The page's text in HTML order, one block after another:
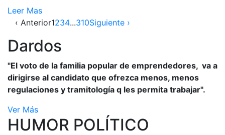
Leer Mas
‹ Anterior1234...310Siguiente ›
Dardos
"El voto de la familia popular de emprendedores, va a
dirigirse al candidato que ofrezca menos, menos
regulaciones y tramitología q les permita trabajar".
Ver Más
HUMOR POLÍTICO